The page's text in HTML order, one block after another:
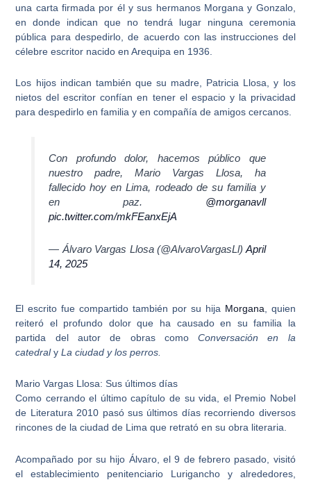
una carta firmada por él y sus hermanos Morgana y Gonzalo,
en donde indican que no tendrá lugar ninguna ceremonia
pública para despedirlo , de acuerdo con las instrucciones del
célebre escritor nacido en Arequipa en 1936.
Los hijos indican también que su madre, Patricia Llosa , y los
nietos del escritor confían en tener el espacio y la privacidad
para despedirlo en familia y en compañía de amigos cercanos.
Con profundo dolor, hacemos público que
nuestro padre, Mario Vargas Llosa, ha
fallecido hoy en Lima, rodeado de su familia y
en paz. @morganavll
pic.twitter.com/mkFEanxEjA
— Álvaro Vargas Llosa (@AlvaroVargasLl)April
14, 2025
El escrito fue compartido también por su hija Morgana , quien
reiteró el profundo dolor que ha causado en su familia la
partida del autor de obras comoConversación en la
catedralyLa ciudad y los perros.
Mario Vargas Llosa: Sus últimos días
Como cerrando el último capítulo de su vida, el Premio Nobel
de Literatura 2010 pasó sus últimos días recorriendo diversos
rincones de la ciudad de Lima que retrató en su obra literaria.
Acompañado por su hijo Álvaro, el 9 de febrero pasado, visitó
el establecimiento penitenciario Lurigancho y alrededores,